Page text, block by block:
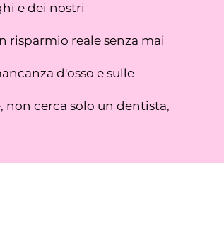
e dei nostri
risparmio reale senza mai
d'osso e sulle
cerca solo un dentista,